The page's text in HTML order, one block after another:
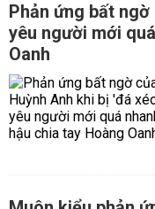
Phản ứng bất
yêu người mới
Oanh